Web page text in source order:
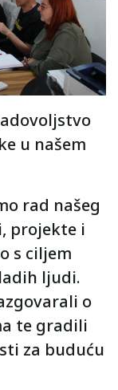
u našem
rad našeg
projekte i
s ciljem
ljudi.
o
te gradili
za buduću